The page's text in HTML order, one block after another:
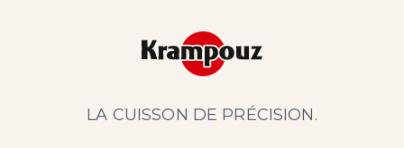
LA CUISSON DE PRÉCISION.